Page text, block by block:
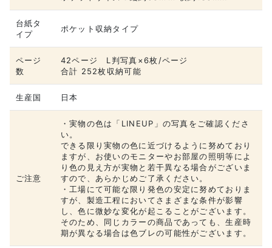
台紙タ
イプ
ポケット収納タイプ
ページ
数
42ページ L判写真×6枚/ページ
合計 252枚収納可能
生産国 日本
ご注意
・実物の色は「LINEUP」の写真をご確認くださ
い。
できる限り実物の色に近づけるように努めており
ますが、お使いのモニターやお部屋の照明等によ
り色の見え方が実物と若干異なる場合がございま
すので、あらかじめご了承ください。
・工場にて可能な限り発色の安定に努めておりま
すが、製造工程においてさまざまな条件が影響
し、色に微妙な変化が起こることがございます。
そのため、同じカラーの商品であっても、生産時
期が異なる場合は色ブレの可能性がございます。